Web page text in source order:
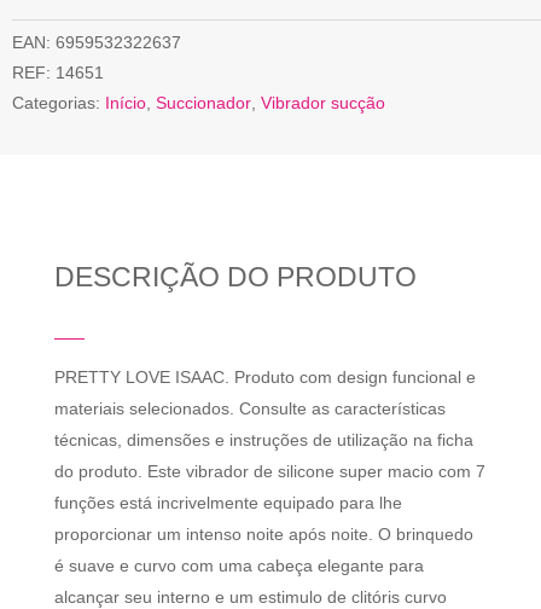
EAN: 6959532322637
REF: 14651
Categorias: Início Succionador Vibrador sucção
DESCRIÇÃO DO PRODUTO
PRETTY LOVE ISAAC. Produto com design funcional e
materiais selecionados. Consulte as características
técnicas, dimensões e instruções de utilização na ficha
do produto. Este vibrador de silicone super macio com 7
funções está incrivelmente equipado para lhe
proporcionar um intenso noite após noite. O brinquedo
é suave e curvo com uma cabeça elegante para
alcançar seu interno e um estimulo de clitóris curvo